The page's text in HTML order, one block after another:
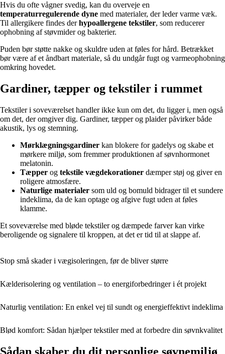
Hvis du ofte vågner svedig, kan du overveje en
temperaturregulerende dyne med materialer, der leder varme væk.
Til allergikere findes derhypoallergene tekstiler, som reducerer
ophobning af støvmider og bakterier.
Puden bør støtte nakke og skuldre uden at føles for hård. Betrækket
bør være af et åndbart materiale, så du undgår fugt og varmeophobning
omkring hovedet.
Gardiner, tæpper og tekstiler i rummet
Tekstiler i soveværelset handler ikke kun om det, du ligger i, men også
om det, der omgiver dig. Gardiner, tæpper og plaider påvirker både
akustik, lys og stemning.
Mørklægningsgardiner kan blokere for gadelys og skabe et
mørkere miljø, som fremmer produktionen af søvnhormonet
melatonin.
Tæpper og tekstile vægdekorationer dæmper støj og giver en
roligere atmosfære.
Naturlige materialer som uld og bomuld bidrager til et sundere
indeklima, da de kan optage og afgive fugt uden at føles
klamme.
Et soveværelse med bløde tekstiler og dæmpede farver kan virke
beroligende og signalere til kroppen, at det er tid til at slappe af.
Stop små skader i vægisoleringen, før de bliver større
Kælderisolering og ventilation – to energiforbedringer i ét projekt
Naturlig ventilation: En enkel vej til sundt og energieffektivt indeklima
Blød komfort: Sådan hjælper tekstiler med at forbedre din søvnkvalitet